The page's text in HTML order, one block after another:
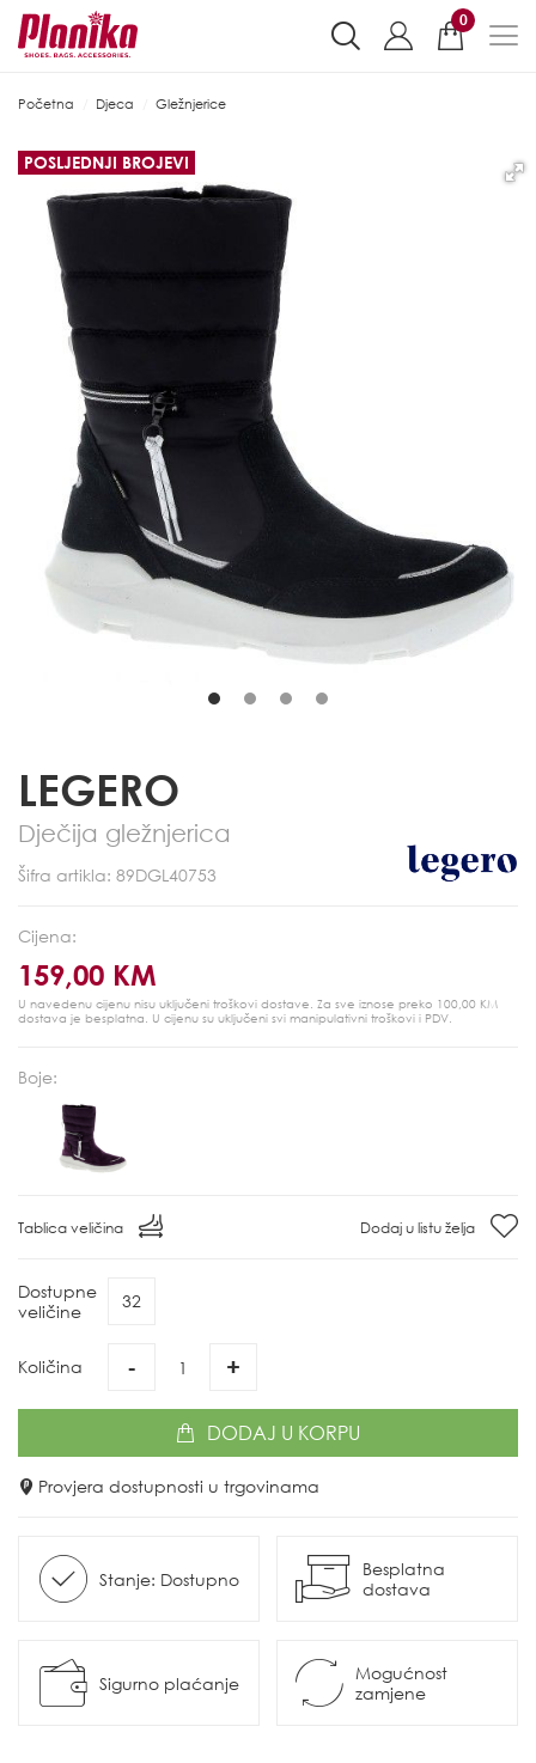
0
Početna Djeca Gležnjerice
POSLJEDNJI BROJEVI
LEGERO
Dječija gležnjerica
Šifra artikla: 89DGL40753
Cijena:
159,00 KM
U navedenu cijenu nisu uključeni troškovi dostave. Za sve iznose preko 100,00 KM
dostava je besplatna. U cijenu su uključeni svi manipulativni troškovi i PDV.
Boje:
Tablica veličina Dodaj u listu želja
Dostupne
veličine
32
Količina - +
DODAJ U KORPU
Provjera dostupnosti u trgovinama
Stanje: Dostupno
Besplatna
dostava
Sigurno plaćanje
Mogućnost
zamjene